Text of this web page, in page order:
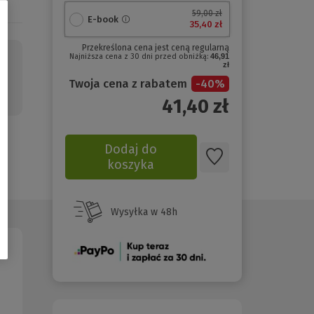
E-book
59,00 zł
35,40 zł
Przekreślona cena jest ceną regularną
Najniższa cena z 30 dni przed obniżką: 46,91
zł
Twoja cena z rabatem -40%
41,40 zł
Dodaj do
koszyka
Wysyłka w 48h
(Nowe